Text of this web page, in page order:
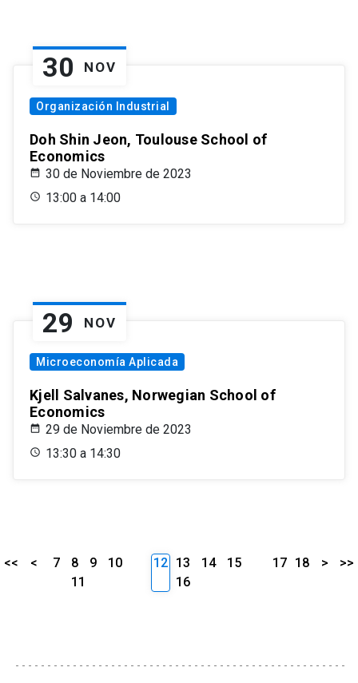
30 NOV
Organización Industrial
Doh Shin Jeon, Toulouse School of
Economics
30 de Noviembre de 2023
13:00 a 14:00
29 NOV
Microeconomía Aplicada
Kjell Salvanes, Norwegian School of
Economics
29 de Noviembre de 2023
13:30 a 14:30
<< < 7 8 9
10
11
12 13 14
15
16
17 18 > >>